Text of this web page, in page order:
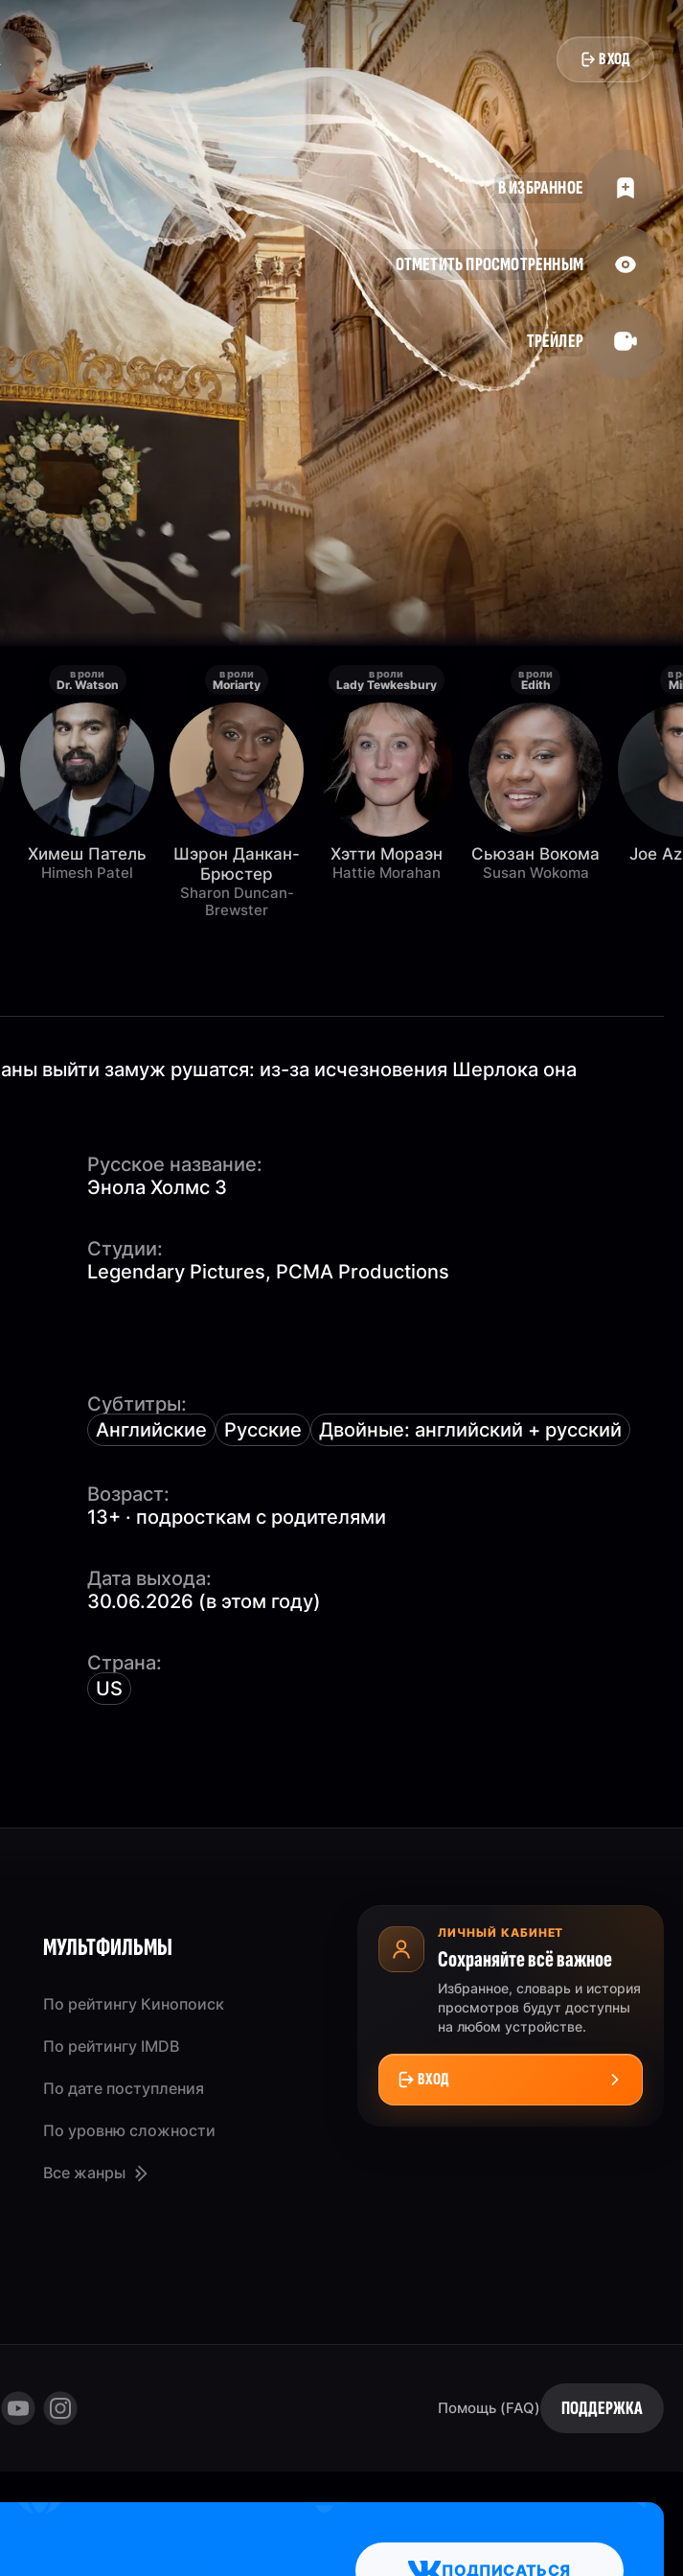
ВХОД
В ИЗБРАННОЕ
ОТМЕТИТЬ ПРОСМОТРЕННЫМ
ТРЕЙЛЕР
в роли
Dr. Watson
Химеш Патель
Himesh Patel
в роли
Moriarty
Шэрон Данкан-
Брюстер
Sharon Duncan-
Brewster
в роли
Lady Tewkesbury
Хэтти Мораэн
Hattie Morahan
в роли
Edith
Сьюзан Вокома
Susan Wokoma
в
Joe
выйти замуж рушатся: из-за исчезновения Шерлока она
Русское название:
Энола Холмс 3
Студии:
Legendary Pictures, PCMA Productions
Субтитры:
Английские
Русские Двойные: английский + русский
Возраст:
13+ · подросткам с родителями
Дата выхода:
30.06.2026 (в этом году)
Страна:
US
МУЛЬТФИЛЬМЫ
По рейтингу Кинопоиск
По рейтингу IMDB
По дате поступления
По уровню сложности
Все жанры
ЛИЧНЫЙ КАБИНЕТ
Сохраняйте всё важное
Избранное, словарь и история
просмотров будут доступны
на любом устройстве.
ВХОД
Помощь (FAQ) ПОДДЕРЖКА
ПОДПИСАТЬСЯ